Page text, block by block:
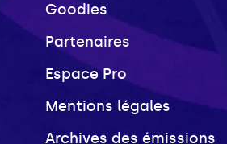
Goodies
Partenaires
Espace Pro
Mentions légales
Archives des émissions